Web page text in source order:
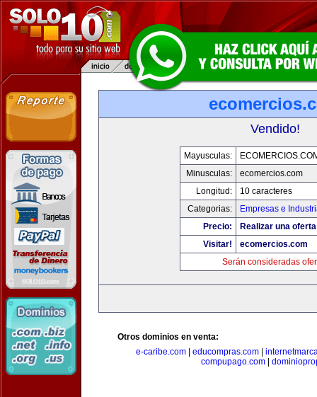
Vendido!
Mayusculas:
Minusculas:
ecomercios.com
Longitud:
10 caracteres
Categorias:
Empresas e
Precio:
Realizar una
Visitar!
ecomercios.com
Serán consideradas
Otros dominios en venta:
e-caribe.com| educompras.com|
compupago.com|